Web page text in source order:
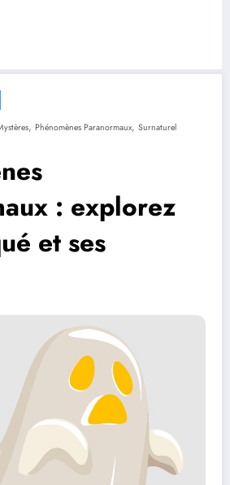
, Phénomènes Paranormaux, Surnaturel
: explorez
et ses